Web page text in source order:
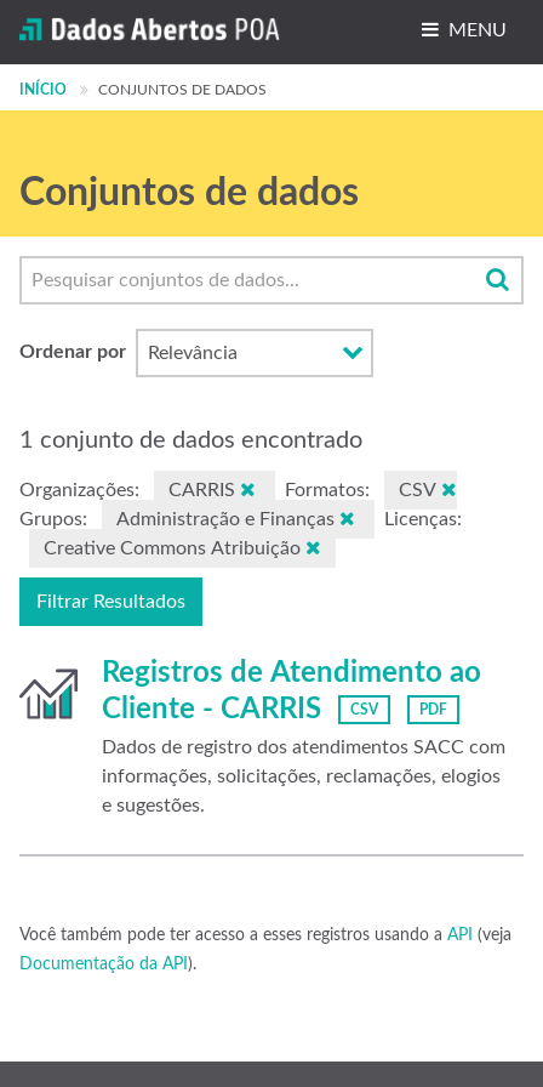
MENU
Conjuntos de dados
Grupos
Sobre
INÍCIO CONJUNTOS DE DADOS
Conjuntos de dados
Ordenar por
1 conjunto de dados encontrado
Organizações: CARRIS Formatos:
CSV
Grupos:
Administração e Finanças
Licenças:
Creative Commons Atribuição
Filtrar Resultados
Registros de Atendimento ao
Cliente - CARRIS
CSV PDF
Dados de registro dos atendimentos SACC com
informações, solicitações, reclamações, elogios
e sugestões.
Você também pode ter acesso a esses registros usando a API (veja
Documentação da API ).